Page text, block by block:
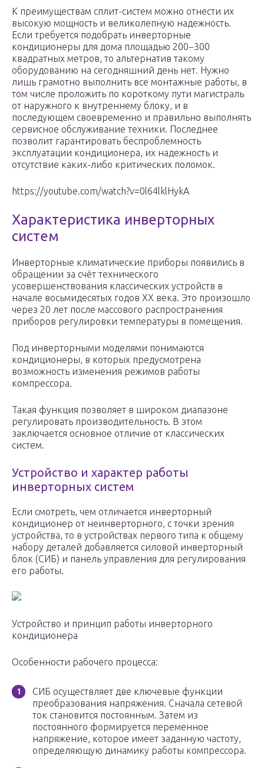
К преимуществам сплит-систем можно отнести их
высокую мощность и великолепную надежность.
Если требуется подобрать инверторные
кондиционеры для дома площадью 200−300
квадратных метров, то альтернатив такому
оборудованию на сегодняшний день нет. Нужно
лишь грамотно выполнить все монтажные работы, в
том числе проложить по короткому пути магистраль
от наружного к внутреннему блоку, и в
последующем своевременно и правильно выполнять
сервисное обслуживание техники. Последнее
позволит гарантировать беспроблемность
эксплуатации кондиционера, их надежность и
отсутствие каких-либо критических поломок.
https://youtube.com/watch?v=0l64lklHykA
Характеристика инверторных
систем
Инверторные климатические приборы появились в
обращении за счёт технического
усовершенствования классических устройств в
начале восьмидесятых годов XX века. Это произошло
через 20 лет после массового распространения
приборов регулировки температуры в помещения.
Под инверторными моделями понимаются
кондиционеры, в которых предусмотрена
возможность изменения режимов работы
компрессора.
Такая функция позволяет в широком диапазоне
регулировать производительность. В этом
заключается основное отличие от классических
систем.
Устройство и характер работы
инверторных систем
Если смотреть, чем отличается инверторный
кондиционер от неинверторного, с точки зрения
устройства, то в устройствах первого типа к общему
набору деталей добавляется силовой инверторный
блок (СИБ) и панель управления для регулирования
его работы.
Устройство и принцип работы инверторного
кондиционера
Особенности рабочего процесса:
СИБ осуществляет две ключевые функции
преобразования напряжения. Сначала сетевой
ток становится постоянным. Затем из
постоянного формируется переменное
напряжение, которое имеет заданную частоту,
определяющую динамику работы компрессора.